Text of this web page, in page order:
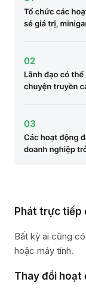
Phát trực tiếp
Bất kỳ ai cũng
hoặc máy tính.
Thay đổi